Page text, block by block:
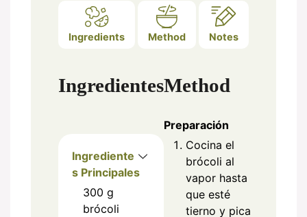
Ingredients Method Notes
Ingredientes
Ingrediente
s Principales
300 g
brócoli
Method
Preparación
Cocina el
brócoli al
vapor hasta
que esté
tierno y pica